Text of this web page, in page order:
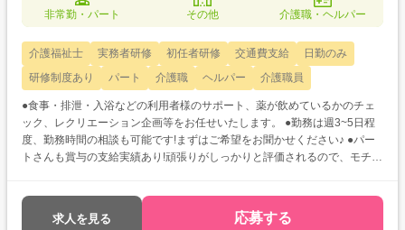
非常勤・パート その他 介護職・ヘルパー
介護福祉士 実務者研修 初任者研修 交通費支給
日勤のみ
研修制度あり
パート 介護職 ヘルパー 介護職員
●食事・排泄・入浴などの利用者様のサポート、薬が飲めているかのチェ
ック、レクリエーション企画等をお任せいたします。 ●勤務は週3~5日程
度、勤務時間の相談も可能です!まずはご希望をお聞かせください♪ ●パー
トさんも賞与の支給実績あり!頑張りがしっかりと評価されるので、モチベ
求人を見る 応募する